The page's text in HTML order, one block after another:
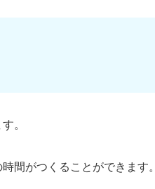
。
間がつくることができます。